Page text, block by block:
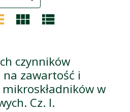
czynników
zawartość i
w
Cz. I.